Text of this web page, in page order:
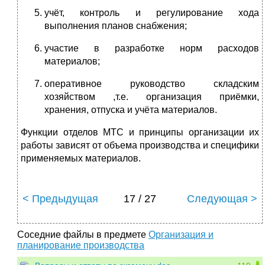
учёт, контроль и регулирование хода
выполнения планов снабжения;
участие в разработке норм расходов
материалов;
оперативное руководство складским
хозяйством ,т.е. организация приёмки,
хранения, отпуска и учёта материалов.
Функции отделов МТС и принципы организации их
работы зависят от объема производства и специфики
применяемых материалов.
< Предыдущая 17 / 27 Следующая >
Соседние файлы в предмете Организация и
планирование производства